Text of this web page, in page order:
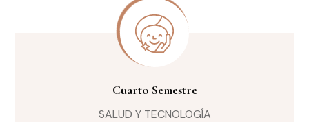
Cuarto Semestre
SALUD Y TECNOLOGÍA